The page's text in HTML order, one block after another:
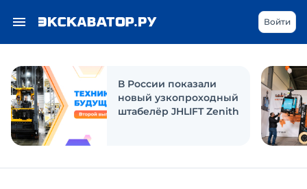
Войти
В России показали
новый узкопроходный
штабелёр JHLIFT Zenith